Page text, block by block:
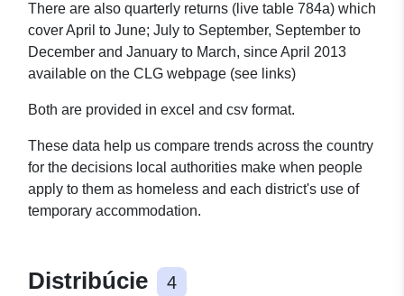
There are also quarterly returns (live table 784a) which
cover April to June; July to September, September to
December and January to March, since April 2013
available on the CLG webpage (see links)
Both are provided in excel and csv format.
These data help us compare trends across the country
for the decisions local authorities make when people
apply to them as homeless and each district's use of
temporary accommodation.
Distribúcie 4